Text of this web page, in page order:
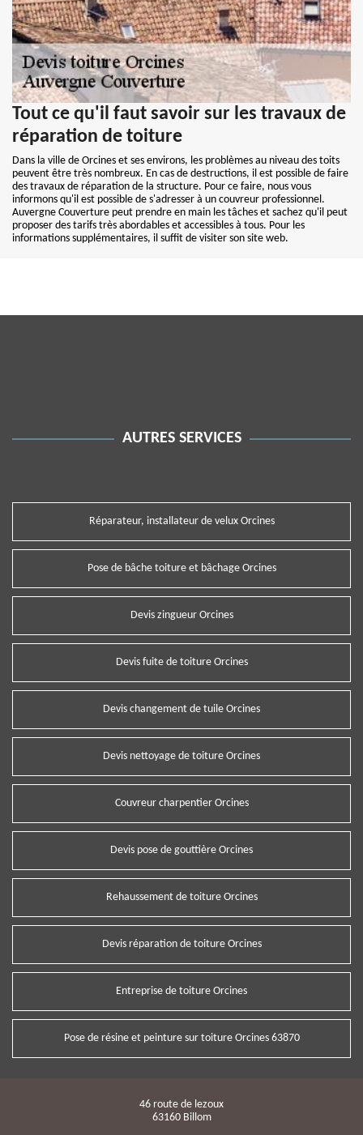
Tout ce qu'il faut savoir sur les travaux de
réparation de toiture
Dans la ville de Orcines et ses environs, les problèmes au niveau des toits
peuvent être très nombreux. En cas de destructions, il est possible de faire
des travaux de réparation de la structure. Pour ce faire, nous vous
informons qu'il est possible de s'adresser à un couvreur professionnel.
Auvergne Couverture peut prendre en main les tâches et sachez qu'il peut
proposer des tarifs très abordables et accessibles à tous. Pour les
informations supplémentaires, il suffit de visiter son site web.
AUTRES SERVICES
Réparateur, installateur de velux Orcines
Pose de bâche toiture et bâchage Orcines
Devis zingueur Orcines
Devis fuite de toiture Orcines
Devis changement de tuile Orcines
Devis nettoyage de toiture Orcines
Couvreur charpentier Orcines
Devis pose de gouttière Orcines
Rehaussement de toiture Orcines
Devis réparation de toiture Orcines
Entreprise de toiture Orcines
Pose de résine et peinture sur toiture Orcines 63870
46 route de lezoux
63160 Billom